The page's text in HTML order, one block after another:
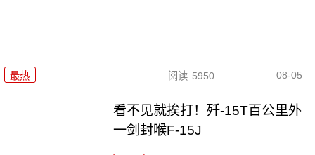
最热 阅读 5950 08-05
看不见就挨打！歼-15T百公里外
一剑封喉F-15J